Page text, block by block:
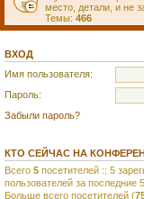
место, детали, и не
Темы: 466
ВХОД
Имя пользователя:
Пароль:
Забыли пароль?
КТО СЕЙЧАС НА
Всего 5 посетителей :: 5
пользователей за последние
Больше всего посетителей (